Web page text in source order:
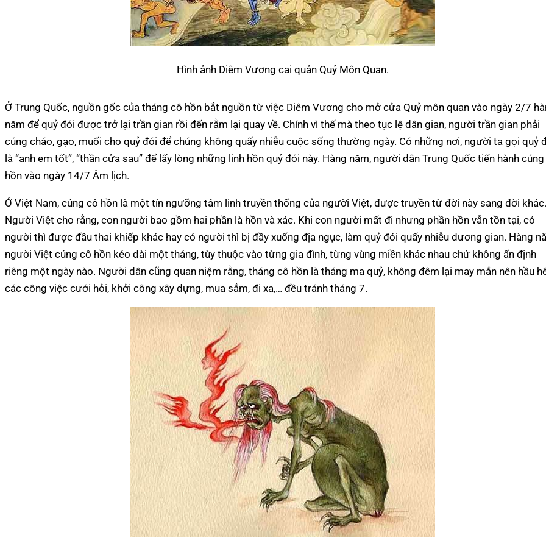
Hình ảnh Diêm Vương cai quản Quỷ Môn Quan.
Ở Trung Quốc, nguồn gốc của tháng cô hồn bắt nguồn từ việc Diêm Vương cho mở cửa Quỷ môn quan vào ngày 2/7
năm để quỷ đói được trở lại trần gian rồi đến rằm lại quay về. Chính vì thế mà theo tục lệ dân gian, người trần gian phải
cúng cháo, gạo, muối cho quỷ đói để chúng không quấy nhiễu cuộc sống thường ngày. Có những nơi, người ta gọi quỷ
là “anh em tốt”, “thần cửa sau” để lấy lòng những linh hồn quỷ đói này. Hàng năm, người dân Trung Quốc tiến hành
hồn vào ngày 14/7 Âm lịch.
Ở Việt Nam, cúng cô hồn là một tín ngưỡng tâm linh truyền thống của người Việt, được truyền từ đời này sang đời khác.
Người Việt cho rằng, con người bao gồm hai phần là hồn và xác. Khi con người mất đi nhưng phần hồn vẫn tồn tại, có
người thì được đầu thai khiếp khác hay có người thì bị đầy xuống địa ngục, làm quỷ đói quấy nhiễu dương gian. Hàng
người Việt cúng cô hồn kéo dài một tháng, tùy thuộc vào từng gia đình, từng vùng miền khác nhau chứ không ấn định
riêng một ngày nào. Người dân cũng quan niệm rằng, tháng cô hồn là tháng ma quỷ, không đêm lại may mắn nên hầu
các công việc cưới hỏi, khởi công xây dựng, mua sắm, đi xa,… đều tránh tháng 7.